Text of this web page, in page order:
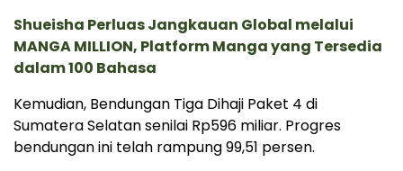
Shueisha Perluas Jangkauan Global melalui
MANGA MILLION, Platform Manga yang Tersedia
dalam 100 Bahasa
Kemudian, Bendungan Tiga Dihaji Paket 4 di
Sumatera Selatan senilai Rp596 miliar. Progres
bendungan ini telah rampung 99,51 persen.